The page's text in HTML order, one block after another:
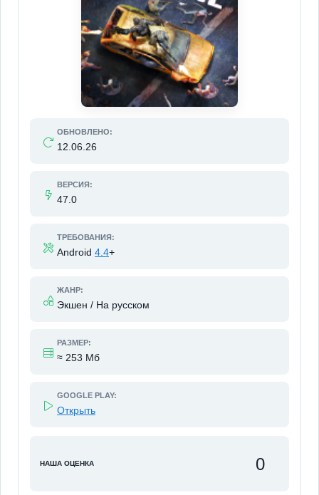
ОБНОВЛЕНО:
12.06.26
ВЕРСИЯ:
47.0
ТРЕБОВАНИЯ:
Android 4.4+
ЖАНР:
Экшен / На русском
РАЗМЕР:
≈ 253 Мб
GOOGLE PLAY:
Открыть
НАША ОЦЕНКА 0